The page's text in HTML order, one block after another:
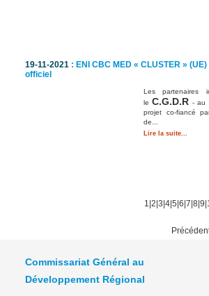
19-11-2021 : ENI CBC MED « CLUSTER »
officiel
Les partenaires
leC.G.D.R - au
projet co-fiancé
de...
Lire la suite...
1 2 3 4| 5 6 7 8| 9
Commissariat Général au
Développement Régional